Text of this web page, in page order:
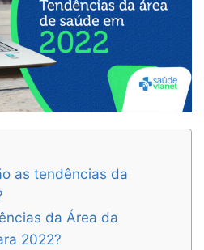
as tendências da
da Área da
2022?